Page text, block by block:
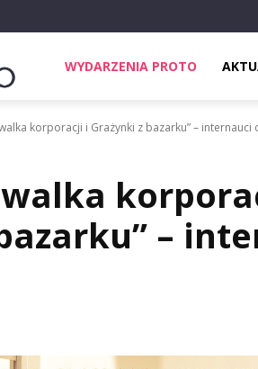
WYDARZENIA PROTO
korporacji i Grażynki z bazarku” – internauci
–